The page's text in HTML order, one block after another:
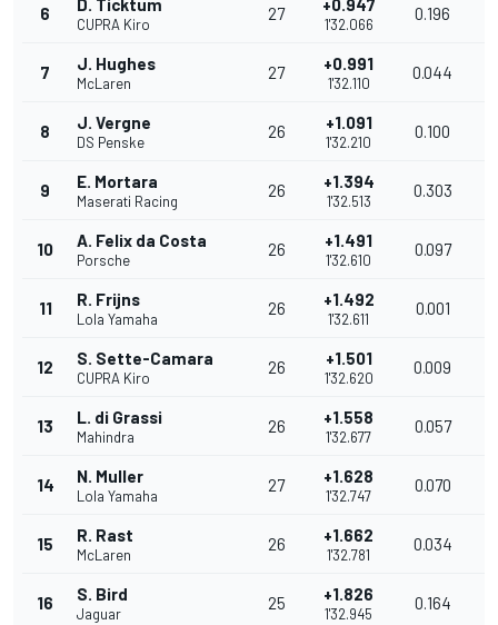
6 D. Ticktum
CUPRA Kiro
27 +0.947
1'32.066
0.196
7 J. Hughes
McLaren
27 +0.991
1'32.110
0.044
8 J. Vergne
DS Penske
26 +1.091
1'32.210
0.100
9 E. Mortara
Maserati Racing
26 +1.394
1'32.513
0.303
10 A. Felix da Costa
Porsche
26 +1.491
1'32.610
0.097
11 R. Frijns
Lola Yamaha
26 +1.492
1'32.611
0.001
12 S. Sette-Camara
CUPRA Kiro
26 +1.501
1'32.620
0.009
13 L. di Grassi
Mahindra
26 +1.558
1'32.677
0.057
14 N. Muller
Lola Yamaha
27 +1.628
1'32.747
0.070
15 R. Rast
McLaren
26 +1.662
1'32.781
0.034
16 S. Bird
Jaguar
25 +1.826
1'32.945
0.164